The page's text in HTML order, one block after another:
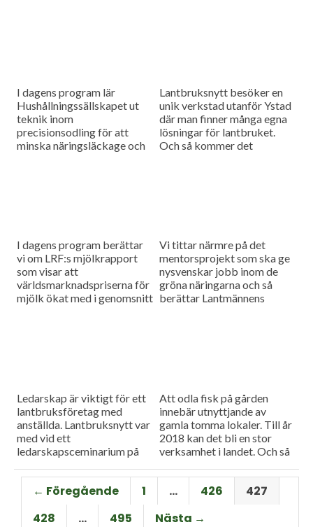
I dagens program lär
Hushållningssällskapet ut
teknik inom
precisionsodling för att
minska näringsläckage och
Lantbruksnytt besöker en
unik verkstad utanför Ystad
där man finner många egna
lösningar för lantbruket.
Och så kommer det
I dagens program berättar
vi om LRF:s mjölkrapport
som visar att
världsmarknadspriserna för
mjölk ökat med i genomsnitt
Vi tittar närmre på det
mentorsprojekt som ska ge
nysvenskar jobb inom de
gröna näringarna och så
berättar Lantmännens
Ledarskap är viktigt för ett
lantbruksföretag med
anställda. Lantbruksnytt var
med vid ett
ledarskapsceminarium på
betodlare som väljer att
sluta, men det bekymrar...
Att odla fisk på gården
innebär utnyttjande av
gamla tomma lokaler. Till år
2018 kan det bli en stor
verksamhet i landet. Och så
slakteri i...
← Föregående 1 … 426
427
428
… 495 Nästa →